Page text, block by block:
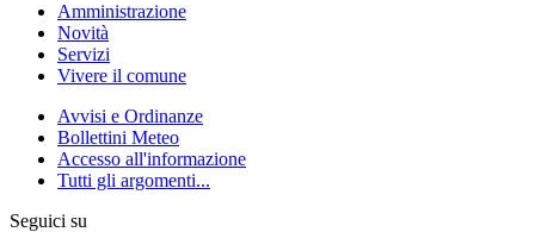
Amministrazione
Novità
Servizi
Vivere il comune
Avvisi e Ordinanze
Bollettini Meteo
Accesso all'informazione
Tutti gli argomenti...
Seguici su